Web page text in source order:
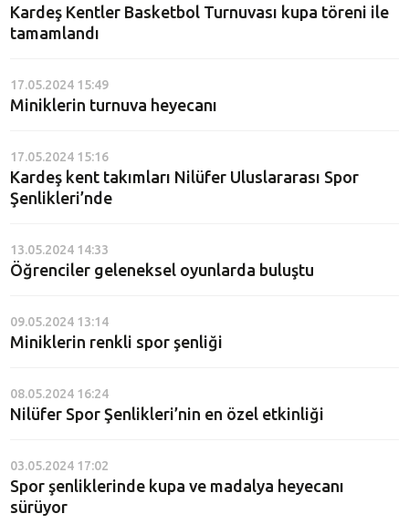
Kardeş Kentler Basketbol Turnuvası kupa töreni ile
tamamlandı
17.05.2024 15:49
Miniklerin turnuva heyecanı
17.05.2024 15:16
Kardeş kent takımları Nilüfer Uluslararası Spor
Şenlikleri’nde
13.05.2024 14:33
Öğrenciler geleneksel oyunlarda buluştu
09.05.2024 13:14
Miniklerin renkli spor şenliği
08.05.2024 16:24
Nilüfer Spor Şenlikleri’nin en özel etkinliği
03.05.2024 17:02
Spor şenliklerinde kupa ve madalya heyecanı
sürüyor